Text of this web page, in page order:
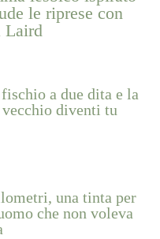
le riprese con
Laird
a due dita e la
diventi tu
una tinta per
che non voleva